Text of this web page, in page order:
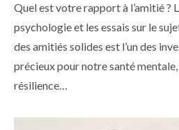
Quel est votre rapport à l’amitié ?
psychologie et les essais sur le
des amitiés solides est l’un des
précieux pour notre santé
résilience…